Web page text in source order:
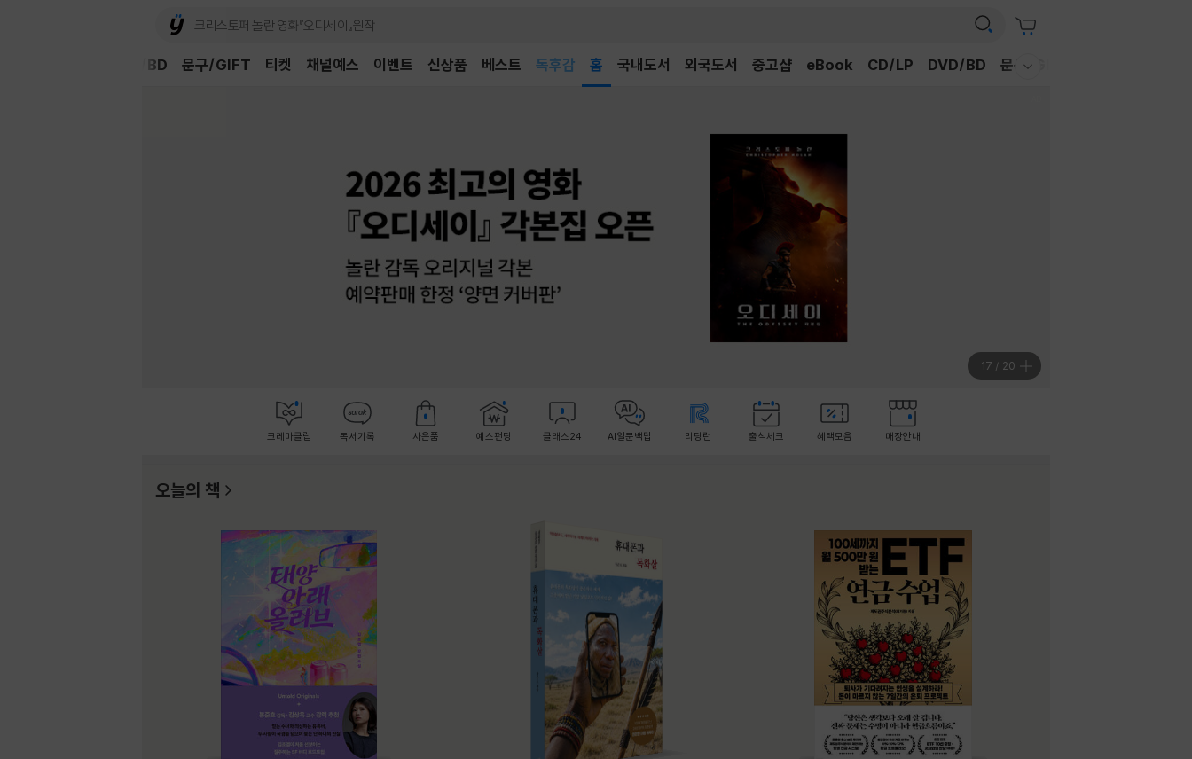
채널예스 이벤트 신상품 베스트 어린이 홈 국내도서 외국도서 중고샵 eBook CD/LP DVD/BD 문구/GIFT
DVD/BD 문구/GIFT 티켓
18 / 20
크레마클럽 독서기록 사은품 예스펀딩 클래스24 AI일문백답 리딩런 출석체크 혜택모음 매장안내
오늘의 책